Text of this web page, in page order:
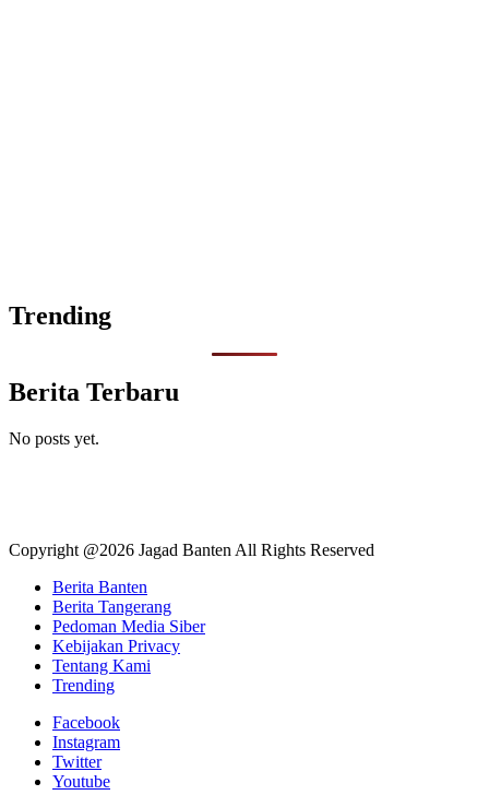
Trending
Berita Terbaru
No posts yet.
Copyright @2026 Jagad Banten All Rights Reserved
Berita Banten
Berita Tangerang
Pedoman Media Siber
Kebijakan Privacy
Tentang Kami
Trending
Facebook
Instagram
Twitter
Youtube